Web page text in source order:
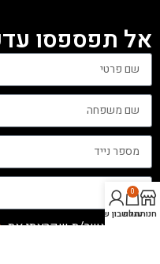
אל תפספסו
אני מאשר/ת שקראתי את
חנות
0
עגלה
החשבון שלי